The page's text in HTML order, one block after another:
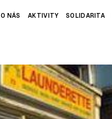
O NÁS AKTIVITY SOLIDARITA